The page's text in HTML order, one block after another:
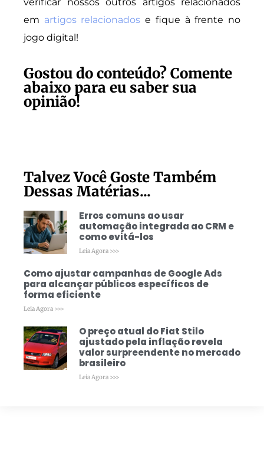
em artigos relacionados e fique à frente no
jogo digital!
Gostou do conteúdo? Comente
abaixo para eu saber sua
opinião!
Talvez Você Goste Também
Dessas Matérias...
Erros comuns ao usar
automação integrada ao CRM e
como evitá-los
Leia Agora >>>
Como ajustar campanhas de Google Ads
para alcançar públicos específicos de
forma eficiente
Leia Agora >>>
O preço atual do Fiat Stilo
ajustado pela inflação revela
valor surpreendente no mercado
brasileiro
Leia Agora >>>